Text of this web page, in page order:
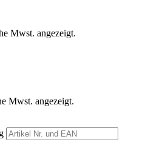
Mwst. angezeigt.
Mwst. angezeigt.